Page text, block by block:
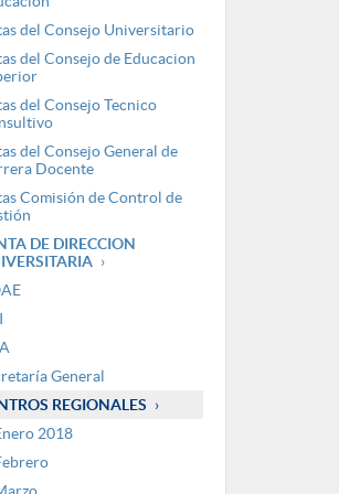
del Consejo Universitario
del Consejo de Educacion
del Consejo Tecnico
del Consejo General de
Docente
Comisión de Control de
DE DIRECCION
General
REGIONALES
2018